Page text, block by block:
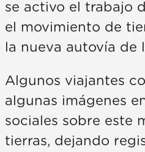
se activo el trabajo
el movimiento de
la nueva autovía de
Algunos viajantes
algunas imágenes
sociales sobre este
tierras, dejando